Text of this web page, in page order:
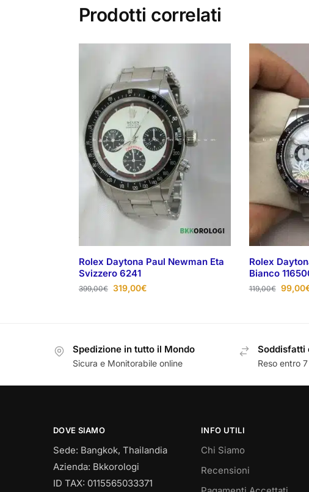
Prodotti correlati
Rolex Daytona Paul Newman Eta
Svizzero 6241
399,00€ 319,00€
Rolex
Bianco
119,00€ 99,00
Spedizione in tutto il Mondo
Sicura e Monitorabile online
Soddisfatti
Reso entro
DOVE SIAMO
Sede: Bangkok, Thailandia
Azienda: Bkkorologi
ID TAX: 0115565033371
INFO UTILI
Chi Siamo
Recensioni